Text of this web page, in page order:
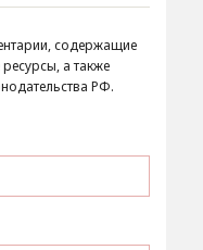
содержащие
а также
РФ.